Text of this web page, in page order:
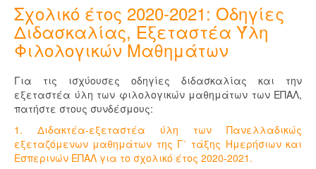
Σχολικό έτος 2020-2021: Οδηγίες
Διδασκαλίας, Εξεταστέα Ύλη
Φιλολογικών Μαθημάτων
Για τις ισχύουσες οδηγίες διδασκαλίας και την
εξεταστέα ύλη των φιλολογικών μαθημάτων των ΕΠΑΛ,
πατήστε στους συνδέσμους:
1. Διδακτέα-εξεταστέα ύλη των Πανελλαδικώς
εξεταζόμενων μαθημάτων της Γ΄ τάξης Ημερήσιων και
Εσπερινών ΕΠΑΛ για το σχολικό έτος 2020-2021.